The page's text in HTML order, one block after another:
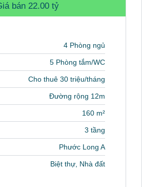
bán 22.00 tỷ
4 Phòng ngủ
5 Phòng tắm/WC
Cho thuê 30 triệu/tháng
Đường rộng 12m
160 m²
3 tầng
Phước Long A
Biệt thự, Nhà đất